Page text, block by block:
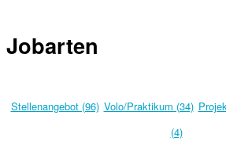
Jobarten
Stellenangebot (96) Volo/Praktikum (34)
(4)